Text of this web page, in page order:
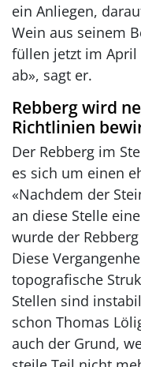
ein Anliegen,
Wein aus seinem
füllen jetzt im April
ab», sagt er.
Rebberg wird
Richtlinien
Der Rebberg im
es sich um einen
«Nachdem der
an diese Stelle
wurde der
Diese
topografische
Stellen sind
schon Thomas
auch der Grund,